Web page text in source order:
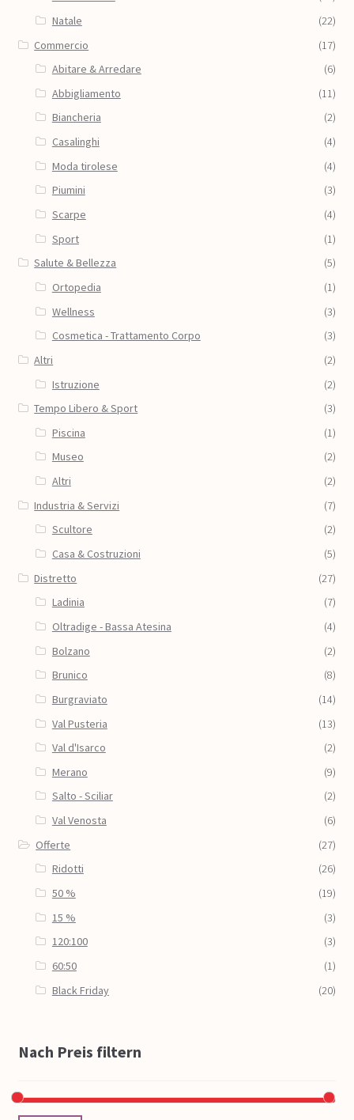
Natale
(22)
Commercio
(17)
Abitare & Arredare
(6)
Abbigliamento
(11)
Biancheria
(2)
Casalinghi
(4)
Moda tirolese
(4)
Piumini
(3)
Scarpe
(4)
Sport
(1)
Salute & Bellezza
(5)
Ortopedia
(1)
Wellness
(3)
Cosmetica - Trattamento Corpo
(3)
Altri
(2)
Istruzione
(2)
Tempo Libero & Sport
(3)
Piscina
(1)
Museo
(2)
Altri
(2)
Industria & Servizi
(7)
Scultore
(2)
Casa & Costruzioni
(5)
Distretto
(27)
Ladinia
(7)
Oltradige - Bassa Atesina
(4)
Bolzano
(2)
Brunico
(8)
Burgraviato
(14)
Val Pusteria
(13)
Val d'Isarco
(2)
Merano
(9)
Salto - Sciliar
(2)
Val Venosta
(6)
Offerte
(27)
Ridotti
(26)
50 %
(19)
15 %
(3)
120:100
(3)
60:50
(1)
Black Friday
(20)
Nach Preis filtern